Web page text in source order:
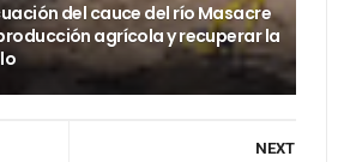
del cauce del río Masacre
agrícola y recuperar la
NEXT